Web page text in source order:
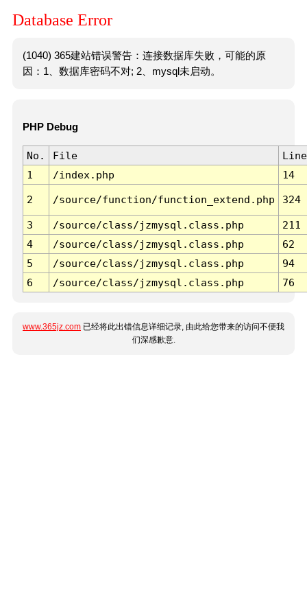
Database Error
(1040) 365建站错误警告：连接数据库失败，可能的原
因：1、数据库密码不对; 2、mysql未启动。
PHP Debug
No. File
Line
1
/index.php 14
2 /source/function/function_extend.php 324
3 /source/class/jzmysql.class.php
211
4
/source/class/jzmysql.class.php
62
5
/source/class/jzmysql.class.php
94
6
/source/class/jzmysql.class.php 76
www.365jz.com 已经将此出错信息详细记录, 由此给您带来的访问不便我
们深感歉意.